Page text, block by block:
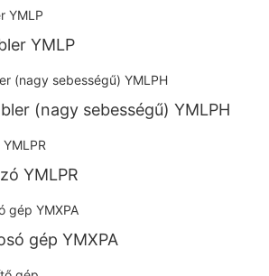
YMLP
(nagy sebességű) YMLPH
YMLPR
gép YMXPA